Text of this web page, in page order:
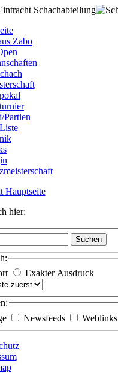
Zabo
Partien
Hauptseite
hier:
Suchen
Exakter Ausdruck
Newsfeeds Weblinks